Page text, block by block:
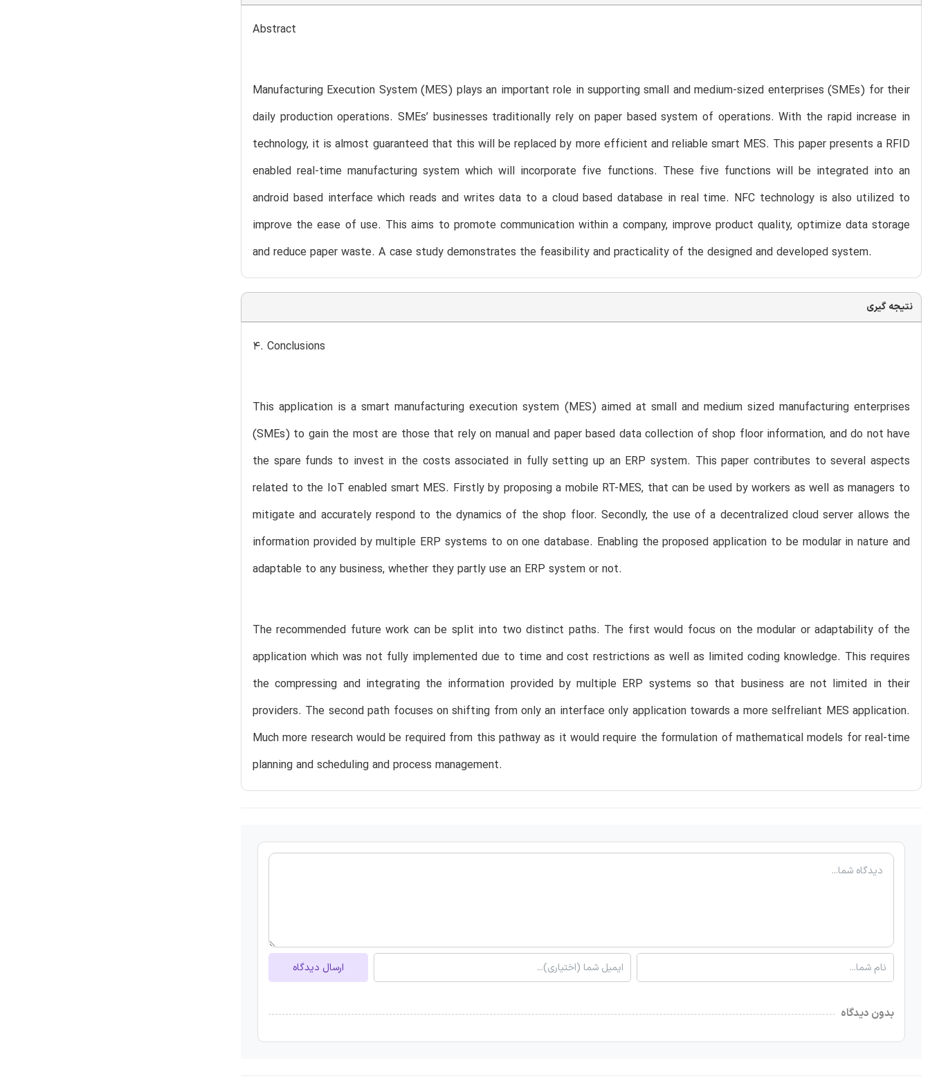
Abstract
Manufacturing Execution System (MES) plays an important role in supporting small and medium-sized enterprises (SMEs) for their
daily production operations. SMEs’ businesses traditionally rely on paper based system of operations. With the rapid increase in
technology, it is almost guaranteed that this will be replaced by more efficient and reliable smart MES. This paper presents a RFID
enabled real-time manufacturing system which will incorporate five functions. These five functions will be integrated into an
android based interface which reads and writes data to a cloud based database in real time. NFC technology is also utilized to
improve the ease of use. This aims to promote communication within a company, improve product quality, optimize data storage
and reduce paper waste. A case study demonstrates the feasibility and practicality of the designed and developed system.
نتیجه گیری
4. Conclusions
This application is a smart manufacturing execution system (MES) aimed at small and medium sized manufacturing enterprises
(SMEs) to gain the most are those that rely on manual and paper based data collection of shop floor information, and do not have
the spare funds to invest in the costs associated in fully setting up an ERP system. This paper contributes to several aspects
related to the IoT enabled smart MES. Firstly by proposing a mobile RT-MES, that can be used by workers as well as managers to
mitigate and accurately respond to the dynamics of the shop floor. Secondly, the use of a decentralized cloud server allows the
information provided by multiple ERP systems to on one database. Enabling the proposed application to be modular in nature and
adaptable to any business, whether they partly use an ERP system or not.
The recommended future work can be split into two distinct paths. The first would focus on the modular or adaptability of the
application which was not fully implemented due to time and cost restrictions as well as limited coding knowledge. This requires
the compressing and integrating the information provided by multiple ERP systems so that business are not limited in their
providers. The second path focuses on shifting from only an interface only application towards a more selfreliant MES application.
Much more research would be required from this pathway as it would require the formulation of mathematical models for real-time
planning and scheduling and process management.
ارسال دیدگاه
بدون دیدگاه